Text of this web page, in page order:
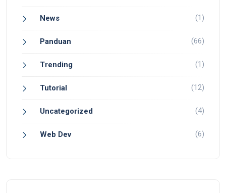
News (1)
Panduan (66)
Trending (1)
Tutorial (12)
Uncategorized (4)
Web Dev (6)